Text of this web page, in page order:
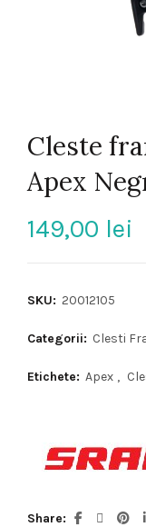
Cleste
Apex
149,00 lei
SKU: 20012105
Categorii: Clesti
Etichete: Apex ,
Share